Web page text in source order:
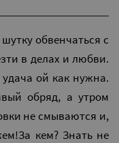
обвенчаться с
в делах и любви.
ой как нужна.
обряд, а утром
не смываются и,
кем? Знать не